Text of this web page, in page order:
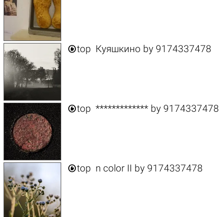
top Куяшкино by 9174337478
top ************* by 9174337478
top n color II by 9174337478